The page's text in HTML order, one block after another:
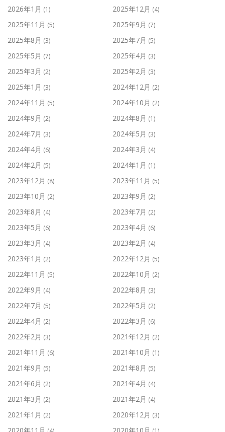
2026年1月 (1) 2025年12月 (4)
2025年11月 (5) 2025年9月 (7)
2025年8月 (3) 2025年7月 (5)
2025年5月 (7) 2025年4月 (3)
2025年3月 (2) 2025年2月 (3)
2025年1月 (3) 2024年12月 (2)
2024年11月 (5) 2024年10月 (2)
2024年9月 (2) 2024年8月 (1)
2024年7月 (3) 2024年5月 (3)
2024年4月 (6) 2024年3月 (4)
2024年2月 (5) 2024年1月 (1)
2023年12月 (8) 2023年11月 (5)
2023年10月 (2) 2023年9月 (2)
2023年8月 (4) 2023年7月 (2)
2023年5月 (6) 2023年4月 (6)
2023年3月 (4) 2023年2月 (4)
2023年1月 (2) 2022年12月 (5)
2022年11月 (5) 2022年10月 (2)
2022年9月 (4) 2022年8月 (3)
2022年7月 (5) 2022年5月 (2)
2022年4月 (2) 2022年3月 (6)
2022年2月 (3) 2021年12月 (2)
2021年11月 (6) 2021年10月 (1)
2021年9月 (5) 2021年8月 (5)
2021年6月 (2) 2021年4月 (4)
2021年3月 (2) 2021年2月 (4)
2021年1月 (2) 2020年12月 (3)